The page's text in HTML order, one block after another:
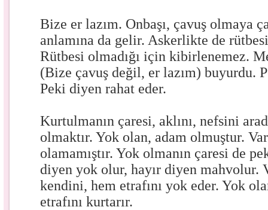
Bize er lazım. Onbaşı, çavuş olmaya
anlamına da gelir. Askerlikte de
Rütbesi olmadığı için kibirlenemez.
(Bize çavuş değil, er lazım) buyurdu.
Peki diyen rahat eder.
Kurtulmanın çaresi, aklını, nefsini
olmaktır. Yok olan, adam olmuştur.
olamamıştır. Yok olmanın çaresi de
diyen yok olur, hayır diyen mahvolur.
kendini, hem etrafını yok eder. Yok
etrafını kurtarır.